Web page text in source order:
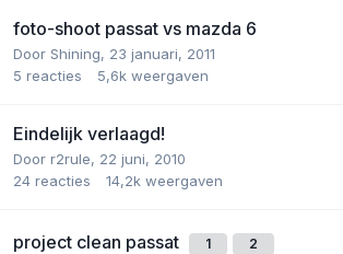
foto-shoot passat vs mazda 6
Door Shining, 23 januari, 2011
5 reacties 5,6k weergaven
Eindelijk verlaagd!
Door r2rule, 22 juni, 2010
24 reacties 14,2k weergaven
project clean passat 1 2